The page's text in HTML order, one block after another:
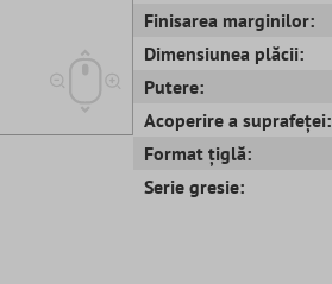
Finisarea marginilor:
Dimensiunea plăcii:
Putere:
Acoperire a suprafeței:
Format țiglă:
Serie gresie: